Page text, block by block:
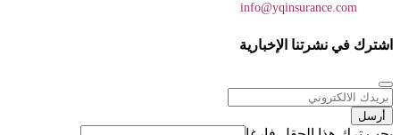
info@yqinsurance.com
اشترك في نشرتنا الإخبارية
أرسل